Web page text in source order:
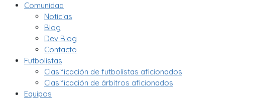
Comunidad
Noticias
Blog
Dev Blog
Contacto
Futbolistas
Clasificación de futbolistas aficionados
Clasificación de árbitros aficionados
Equipos